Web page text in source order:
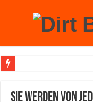
Sie werden von